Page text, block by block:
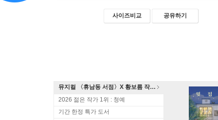
사이즈비교 공유하기
뮤지컬 〈휴남동 서점〉X 황보름 작가 북토크
2026 젊은 작가 1위 : 청예
기간 한정 특가 도서